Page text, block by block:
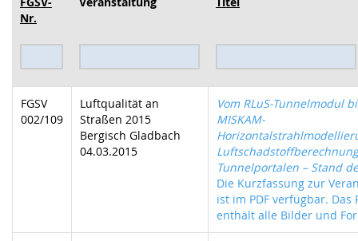
Nr.
FGSV
002/109
Luftqualität an
Straßen 2015
Bergisch Gladbach
04.03.2015
Vom RLuS-Tunnelmodul
MISKAM-
Tunnelportalen – Stand
Die Kurzfassung zur
ist im PDF verfügbar. Das
enthält alle Bilder und